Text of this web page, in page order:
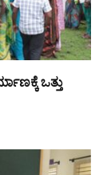
ಒತ್ತು